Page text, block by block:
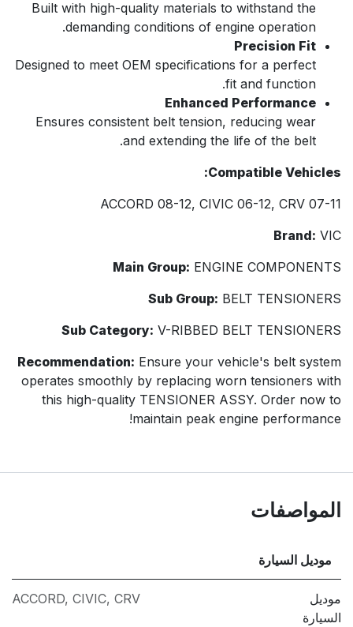
Built with high-quality materials to withstand the
demanding conditions of engine operation.
Precision Fit
Designed to meet OEM specifications for a perfect
fit and function.
Enhanced Performance
Ensures consistent belt tension, reducing wear
and extending the life of the belt.
Compatible Vehicles:
ACCORD 08-12, CIVIC 06-12, CRV 07-11
Brand: VIC
Main Group: ENGINE COMPONENTS
Sub Group: BELT TENSIONERS
Sub Category: V-RIBBED BELT TENSIONERS
Recommendation: Ensure your vehicle's belt system
operates smoothly by replacing worn tensioners with
this high-quality TENSIONER ASSY. Order now to
maintain peak engine performance!
المواصفات
موديل السيارة
موديل
السيارة
ACCORD, CIVIC, CRV